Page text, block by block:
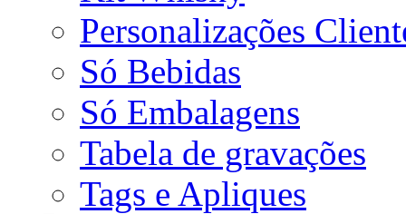
Personalizações
Só Bebidas
Só Embalagens
Tabela de gravações
Tags e Apliques